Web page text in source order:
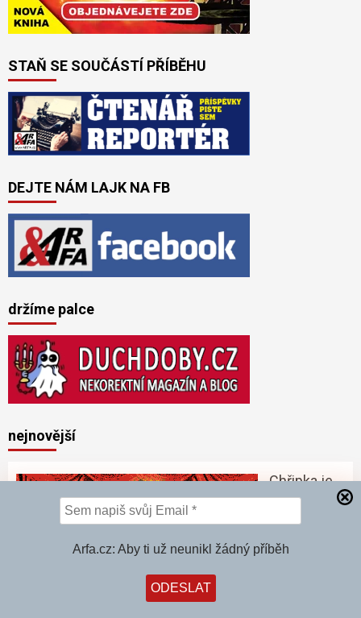
Arfa.cz: Aby ti už neunikl žádný příběh
STAŇ SE SOUČÁSTÍ PŘÍBĚHU
DEJTE NÁM LAJK NA FB
držíme palce
nejnovější
Chřipka je
mrtvá!
Všechno je
covid!